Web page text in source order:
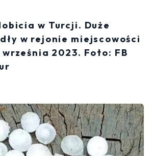
w Turcji. Duże
w rejonie miejscowości
2023. Foto: FB